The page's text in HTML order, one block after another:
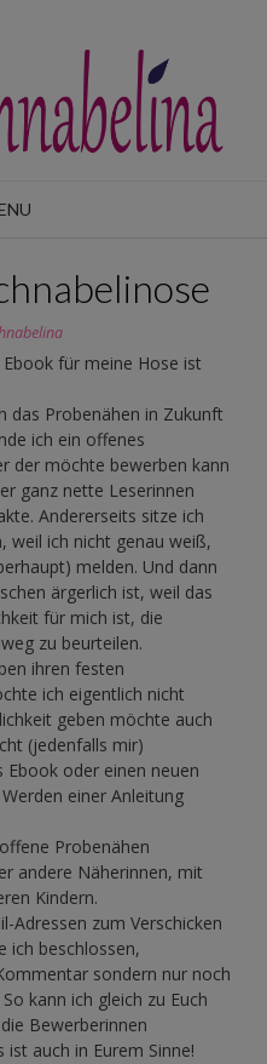
für meine Hose ist
das Probenähen in Zukunft
ich ein offenes
der möchte bewerben kann
ganz nette Leserinnen
Andererseits sitze ich
weil ich nicht genau weiß,
melden. Und dann
ärgerlich ist, weil das
für mich ist, die
zu beurteilen.
ihren festen
ich eigentlich nicht
geben möchte auch
(jedenfalls mir)
Ebook oder einen neuen
einer Anleitung
Probenähen
andere Näherinnen, mit
Kindern.
Adressen zum Verschicken
ich beschlossen,
sondern nur noch
kann ich gleich zu Euch
Bewerberinnen
auch in Eurem Sinne!